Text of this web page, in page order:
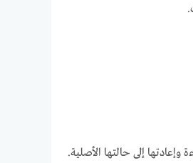
إلى حالتها الأصلية.